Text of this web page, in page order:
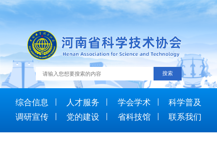
综合信息 人才服务 学会学术
科学普及
调研宣传
党的建设 省科技馆 联系我们